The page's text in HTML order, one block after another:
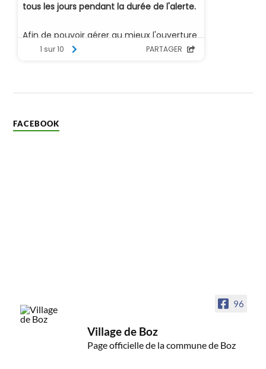
FACEBOOK
96
Village de Boz
Page officielle de la commune de Boz